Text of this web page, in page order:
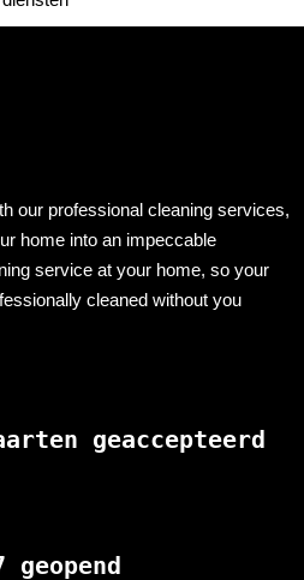
our professional cleaning services,
home into an impeccable
service at your home, so your
cleaned without you
geaccepteerd
geopend